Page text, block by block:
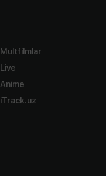
Multfilmlar
Live
Anime
iTrack.uz